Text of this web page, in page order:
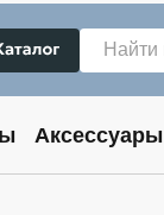
Аксессуары